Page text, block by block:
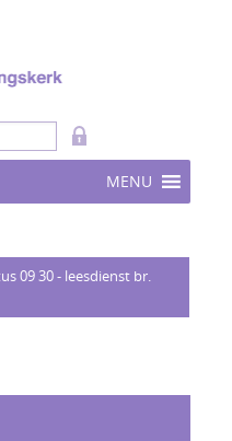
MENU
09 30 - leesdienst br.